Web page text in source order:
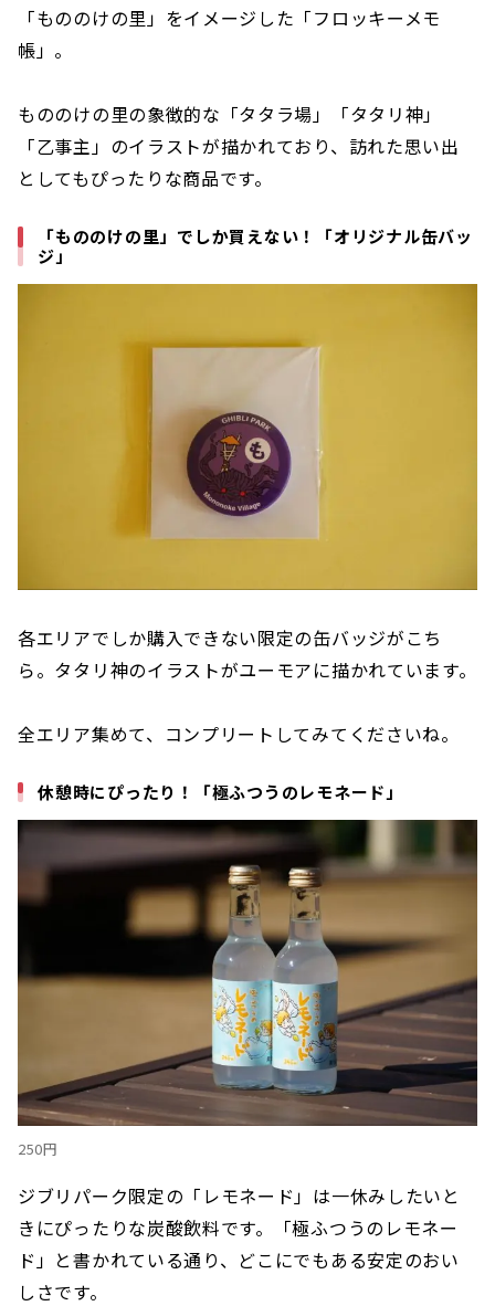
「もののけの里」をイメージした「フロッキーメモ
帳」。
もののけの里の象徴的な「タタラ場」「タタリ神」
「乙事主」のイラストが描かれており、訪れた思い出
としてもぴったりな商品です。
「もののけの里」でしか買えない！「オリジナル缶バッ
ジ」
各エリアでしか購入できない限定の缶バッジがこち
ら。タタリ神のイラストがユーモアに描かれています。
全エリア集めて、コンプリートしてみてくださいね。
休憩時にぴったり！「極ふつうのレモネード」
250円
ジブリパーク限定の「レモネード」は一休みしたいと
きにぴったりな炭酸飲料です。「極ふつうのレモネー
ド」と書かれている通り、どこにでもある安定のおい
しさです。